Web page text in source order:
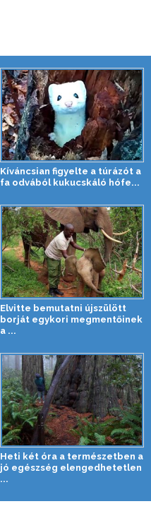
Kíváncsian figyelte a túrázót a
fa odvából kukucskáló hófe...
Elvitte bemutatni újszülött
borját egykori megmentőinek
a ...
Heti két óra a természetben a
jó egészség elengedhetetlen
...